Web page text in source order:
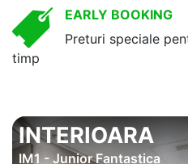
EARLY BOOKING
Preturi speciale
timp
INTERIOARA
IM1 - Junior Fantastica